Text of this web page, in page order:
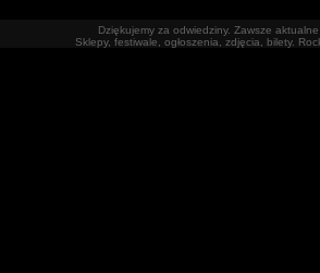
Dziękujemy za odwiedziny. Zawsze
Sklepy, festiwale, ogłoszenia, zdjęcia, bilety.